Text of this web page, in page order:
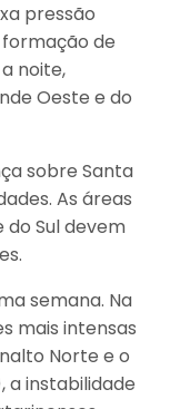
pressão
de
noite,
Oeste e do
sobre Santa
As áreas
do Sul devem
semana. Na
mais intensas
Norte e o
a instabilidade